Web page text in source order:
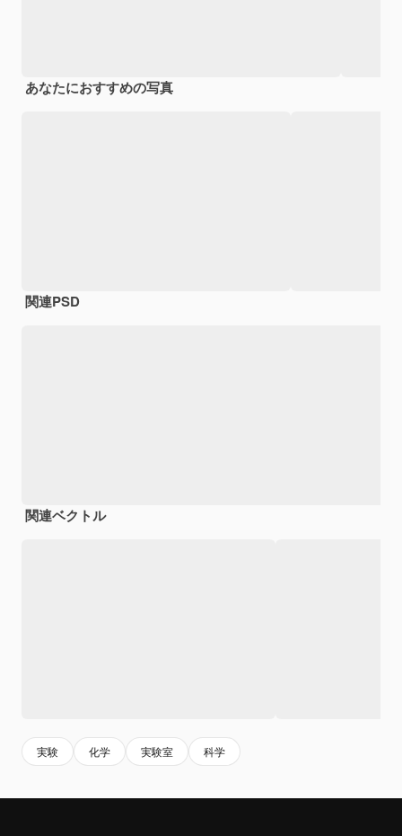
あなたにおすすめの写真
関連PSD
関連ベクトル
実験 化学 実験室 科学